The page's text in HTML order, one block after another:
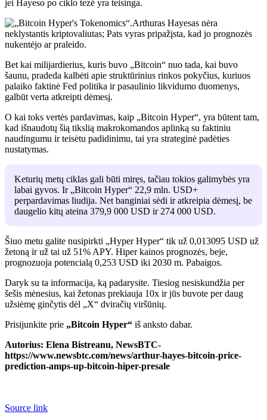
jei Hayeso po ciklo tezė yra teisinga.
Arthuras Hayesas nėra
neklystantis kriptovaliutas; Pats vyras pripažįsta, kad jo prognozės
nukentėjo ar praleido.
Bet kai milijardierius, kuris buvo „Bitcoin“ nuo tada, kai buvo
šaunu, pradeda kalbėti apie struktūrinius rinkos pokyčius, kuriuos
palaiko faktinė Fed politika ir pasaulinio likvidumo duomenys,
galbūt verta atkreipti dėmesį.
O kai toks vertės pardavimas, kaip „Bitcoin Hyper“, yra būtent tam,
kad išnaudotų šią tikslią makrokomandos aplinką su faktiniu
naudingumu ir teisėtu padidinimu, tai yra strateginė padėties
nustatymas.
Keturių metų ciklas gali būti miręs, tačiau tokios galimybės yra
labai gyvos. Ir „Bitcoin Hyper“ 22,9 mln. USD+
perpardavimas liudija. Net banginiai sėdi ir atkreipia dėmesį, be
daugelio kitų ateina 379,9 000 USD ir 274 000 USD.
Šiuo metu galite nusipirkti „Hyper Hyper“ tik už 0,013095 USD už
žetoną ir už tai už 51% APY. Hiper kainos prognozės, beje,
prognozuoja potencialą 0,253 USD iki 2030 m. Pabaigos.
Daryk su ta informacija, ką padarysite. Tiesiog nesiskundžia per
šešis mėnesius, kai žetonas prekiauja 10x ir jūs buvote per daug
užsiėmę ginčytis dėl „X“ dviračių viršūnių.
Prisijunkite prie „Bitcoin Hyper“ iš anksto dabar.
Autorius: Elena Bistreanu, NewsBTC-
https://www.newsbtc.com/news/arthur-hayes-bitcoin-price-
prediction-amps-up-bitcoin-hiper-presale
Source link